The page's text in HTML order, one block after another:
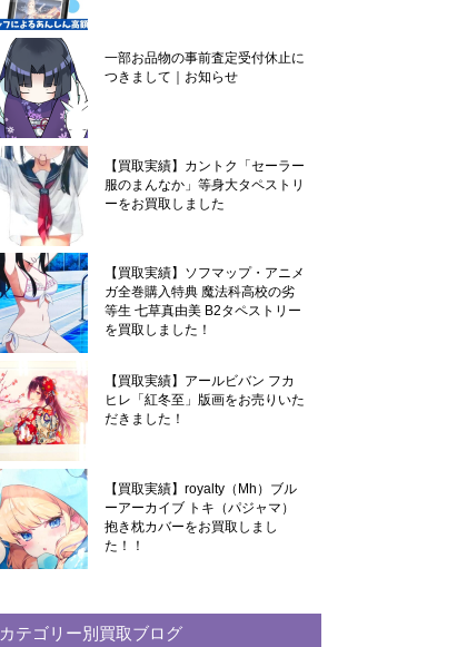
一部お品物の事前査定受付休止に
つきまして｜お知らせ
【買取実績】カントク「セーラー
服のまんなか」等身大タペストリ
ーをお買取しました
【買取実績】ソフマップ・アニメ
ガ全巻購入特典 魔法科高校の劣
等生 七草真由美 B2タペストリー
を買取しました！
【買取実績】アールビバン フカ
ヒレ「紅冬至」版画をお売りいた
だきました！
【買取実績】royalty（Mh）ブル
ーアーカイブ トキ（パジャマ）
抱き枕カバーをお買取しまし
た！！
カテゴリー別買取ブログ